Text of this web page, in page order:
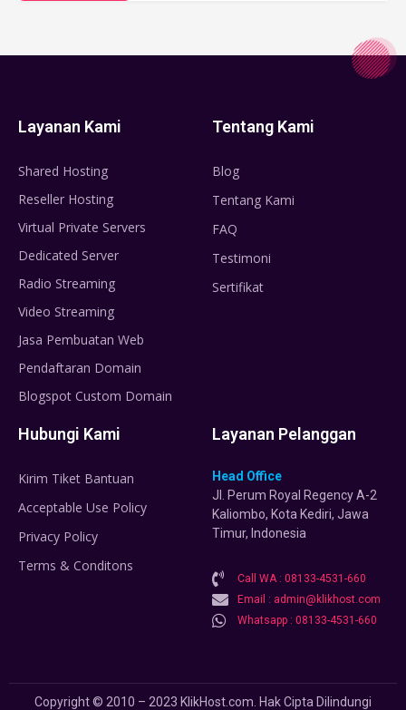
Layanan Kami
Shared Hosting
Reseller Hosting
Virtual Private Servers
Dedicated Server
Radio Streaming
Video Streaming
Jasa Pembuatan Web
Pendaftaran Domain
Blogspot Custom Domain
Tentang Kami
Blog
Tentang Kami
FAQ
Testimoni
Sertifikat
Hubungi Kami
Kirim Tiket Bantuan
Acceptable Use Policy
Privacy Policy
Terms & Conditons
Layanan Pelanggan
Head Office
Jl. Perum Royal Regency A-2
Kaliombo, Kota Kediri, Jawa
Timur, Indonesia
Call WA : 08133-4531-660
Email : admin@klikhost.com
Whatsapp : 08133-4531-660
Copyright © 2010 – 2023 KlikHost.com. Hak Cipta Dilindungi